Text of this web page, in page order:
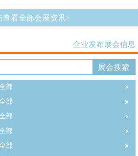
查看全部会展资讯>
企业发布展会信息
部
部
部
部
部